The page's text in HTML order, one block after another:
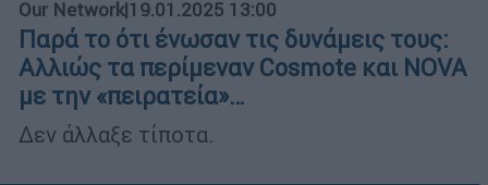
Our Network|19.01.2025 13:00
Παρά το ότι ένωσαν τις δυνάμεις τους:
Αλλιώς τα περίμεναν Cosmote και NOVA
με την «πειρατεία»…
Δεν άλλαξε τίποτα.